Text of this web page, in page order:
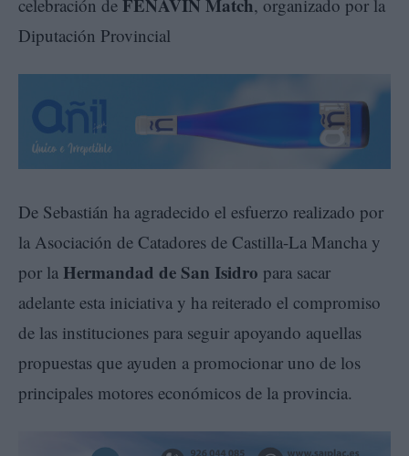
celebración de
, organizado por la
Diputación Provincial
De Sebastián ha agradecido el esfuerzo realizado por
la Asociación de Catadores de Castilla-La Mancha y
por la Hermandad de San Isidro para sacar
adelante esta iniciativa y ha reiterado el compromiso
de las instituciones para seguir apoyando aquellas
propuestas que ayuden a promocionar uno de los
principales motores económicos de la provincia.